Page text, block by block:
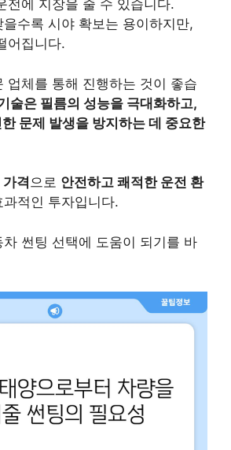
전에 지장을 줄 수 있습니다.
수록 시야 확보는 용이하지만,
어집니다.
업체를 통해 진행하는 것이 좋습
술은 필름의 성능을 극대화하고,
문제 발생을 방지하는 데 중요한
격으로 안전하고 쾌적한 운전 환
적인 투자입니다.
썬팅 선택에 도움이 되기를 바